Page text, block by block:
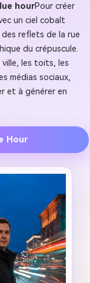
hourPour créer
un ciel cobalt
reflets de la rue
du crépuscule.
les toits, les
médias sociaux,
et à générer en
Hour